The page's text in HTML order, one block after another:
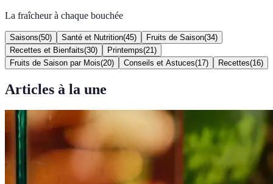
La fraîcheur à chaque bouchée
Saisons(50) Santé et Nutrition(45) Fruits de Saison(34)
Recettes et Bienfaits(30) Printemps(21 )
Fruits de Saison par Mois(20) Conseils et Astuces(17) Recettes(16)
Articles à la une